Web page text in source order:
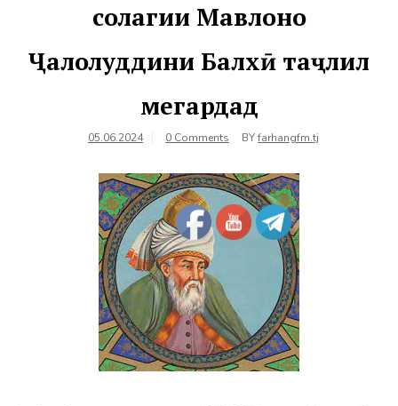
солагии Мавлоно
Ҷалолуддини Балхӣ таҷлил
мегардад
05.06.2024 0 Comments BYfarhangfm.tj